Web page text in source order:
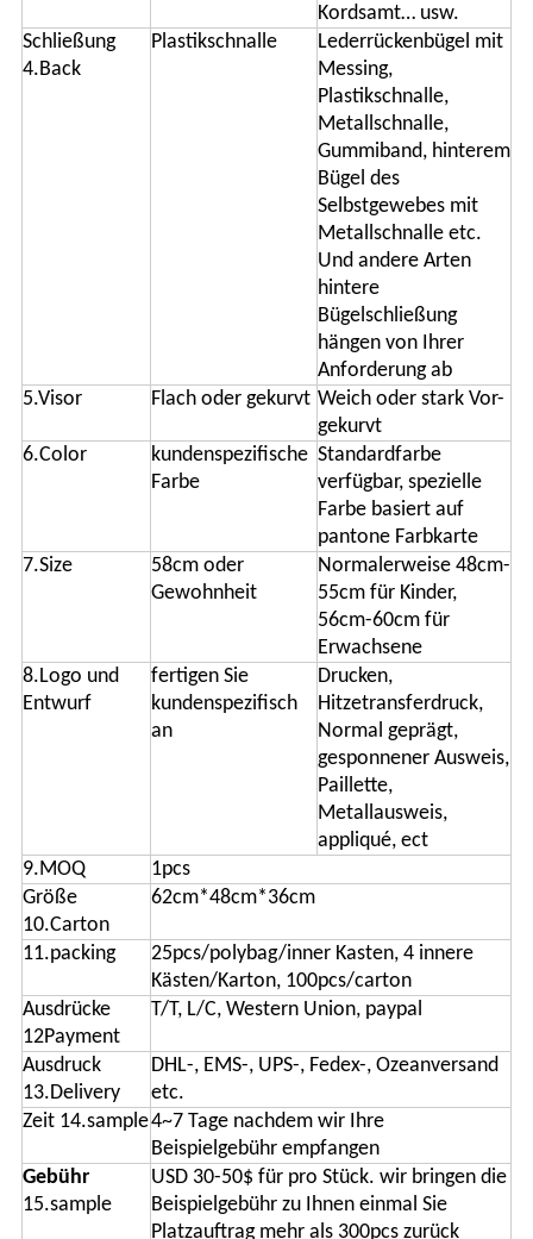
Kordsamt… usw.
Schließung
4.Back
Plastikschnalle
Lederrückenbügel mit
Messing,
Plastikschnalle,
Metallschnalle,
Gummiband, hinterem
Bügel des
Selbstgewebes mit
Metallschnalle etc.
Und andere Arten
hintere
Bügelschließung
hängen von Ihrer
Anforderung ab
5.Visor
Flach oder gekurvt Weich oder stark Vor-
gekurvt
6.Color
kundenspezifische
Farbe
Standardfarbe
verfügbar, spezielle
Farbe basiert auf
pantone Farbkarte
7.Size
58cm oder
Gewohnheit
Normalerweise 48cm-
55cm für Kinder,
56cm-60cm für
Erwachsene
8.Logo und
Entwurf
fertigen Sie
kundenspezifisch
an
Drucken,
Hitzetransferdruck,
Normal geprägt,
gesponnener Ausweis,
Paillette,
Metallausweis,
appliqué, ect
9.MOQ
1pcs
Größe
10.Carton
62cm*48cm*36cm
11.packing
25pcs/polybag/inner Kasten, 4 innere
Kästen/Karton, 100pcs/carton
Ausdrücke
12Payment
T/T, L/C, Western Union, paypal
Ausdruck
13.Delivery
DHL-, EMS-, UPS-, Fedex-, Ozeanversand
etc.
Zeit 14.sample4~7 Tage nachdem wir Ihre
Beispielgebühr empfangen
Gebühr
15.sample
USD 30-50$ für pro Stück. wir bringen die
Beispielgebühr zu Ihnen einmal Sie
Platzauftrag mehr als 300pcs zurück